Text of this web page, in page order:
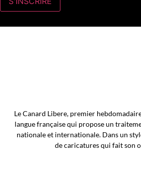
Le Canard Libere, premier
langue française qui propose un
nationale et internationale. Dans un
de caricatures qui fait son